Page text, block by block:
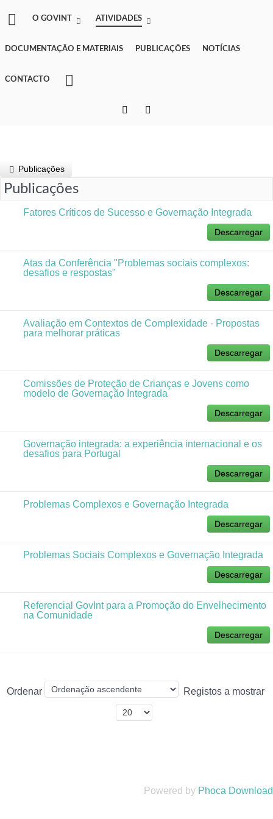
O GOVINT ATIVIDADES
DOCUMENTAÇÃO E MATERIAIS PUBLICAÇÕES NOTÍCIAS
CONTACTO
Publicações
Publicações
Fatores Críticos de Sucesso e Governação Integrada
Descarregar
Atas da Conferência "Problemas sociais complexos:
desafios e respostas"
Descarregar
Avaliação em Contextos de Complexidade - Propostas
para melhorar práticas
Descarregar
Comissões de Proteção de Crianças e Jovens como
modelo de Governação Integrada
Descarregar
Governação integrada: a experiência internacional e os
desafios para Portugal
Descarregar
Problemas Complexos e Governação Integrada
Descarregar
Problemas Sociais Complexos e Governação Integrada
Descarregar
Referencial GovInt para a Promoção do Envelhecimento
na Comunidade
Descarregar
Ordenar Registos a mostrar
Powered by Phoca Download